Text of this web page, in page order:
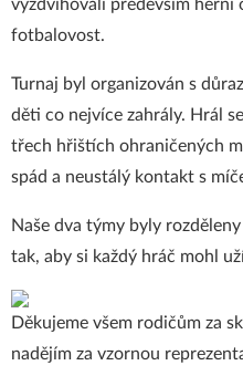
vyzdvihovali především herní
fotbalovost.
Turnaj byl organizován s
děti co nejvíce zahrály. Hrál
třech hřištích ohraničených
spád a neustálý kontakt s
Naše dva týmy byly
tak, aby si každý hráč mohl
Děkujeme všem rodičům za
nadějím za vzornou